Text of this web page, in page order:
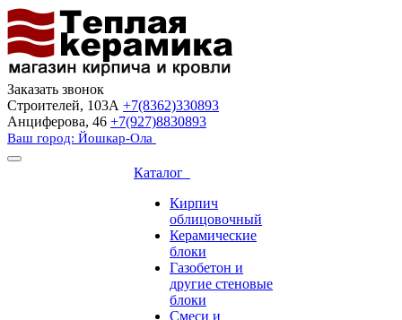
Заказать звонок
Строителей, 103А +7(8362)330893
Анциферова, 46 +7(927)8830893
Ваш город: Йошкар-Ола
Каталог
Кирпич
облицовочный
Керамические
блоки
Газобетон и
другие стеновые
блоки
Смеси и